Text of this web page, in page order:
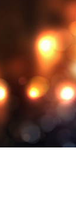
רמיקס
שירי חג ומועד
שירי יום הולדת
משחקי קריוקי